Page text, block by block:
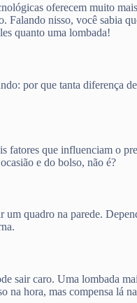
oferecem muito
Falando nisso, você sabia
quanto uma lombada!
por que tanta diferença
fatores que influenciam o
e do bolso, não é?
quadro na parede.
sair caro. Uma lombada
na hora, mas compensa lá